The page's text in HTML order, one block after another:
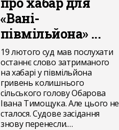
«Вані-
півмільйона» ...
19 лютого суд мав послухати
останнє слово затриманого
на хабарі у півмільйона
гривень колишнього
сільського голову Обарова
Івана Тимощука. Але цього не
сталося. Судове засідання
знову перенесли.…